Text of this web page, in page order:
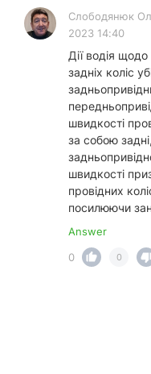
Слободянюк
2023 14:40
Дії водія
задніх коліс
швидкості
за собою
швидкості
провідних
посилюючи
Answer
0
0